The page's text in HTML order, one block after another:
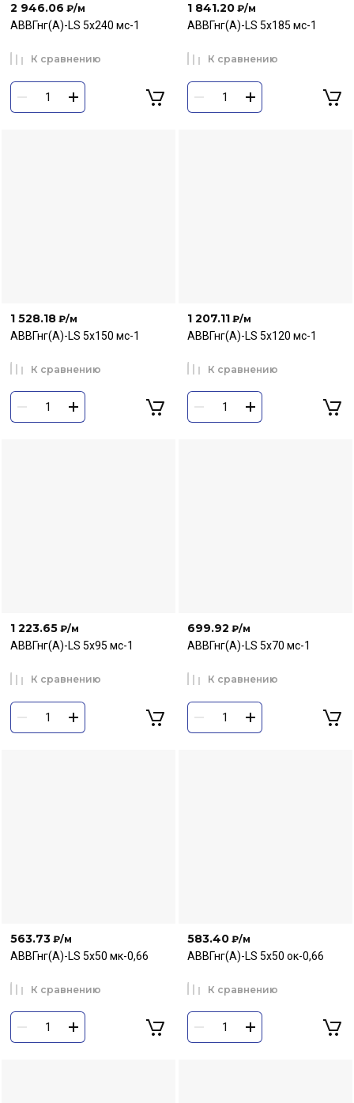
2 946.06 ₽/м
АВВГнг(А)-LS 5х240 мс-1
К сравнению
1 841.20 ₽/м
АВВГнг(А)-LS 5х185 мс-1
К сравнению
1 528.18 ₽/м
АВВГнг(А)-LS 5х150 мс-1
К сравнению
1 207.11 ₽/м
АВВГнг(А)-LS 5х120 мс-1
К сравнению
1 223.65 ₽/м
АВВГнг(А)-LS 5х95 мс-1
К сравнению
699.92 ₽/м
АВВГнг(А)-LS 5х70 мс-1
К сравнению
563.73 ₽/м
АВВГнг(А)-LS 5х50 мк-0,66
К сравнению
583.40 ₽/м
АВВГнг(А)-LS 5х50 ок-0,66
К сравнению